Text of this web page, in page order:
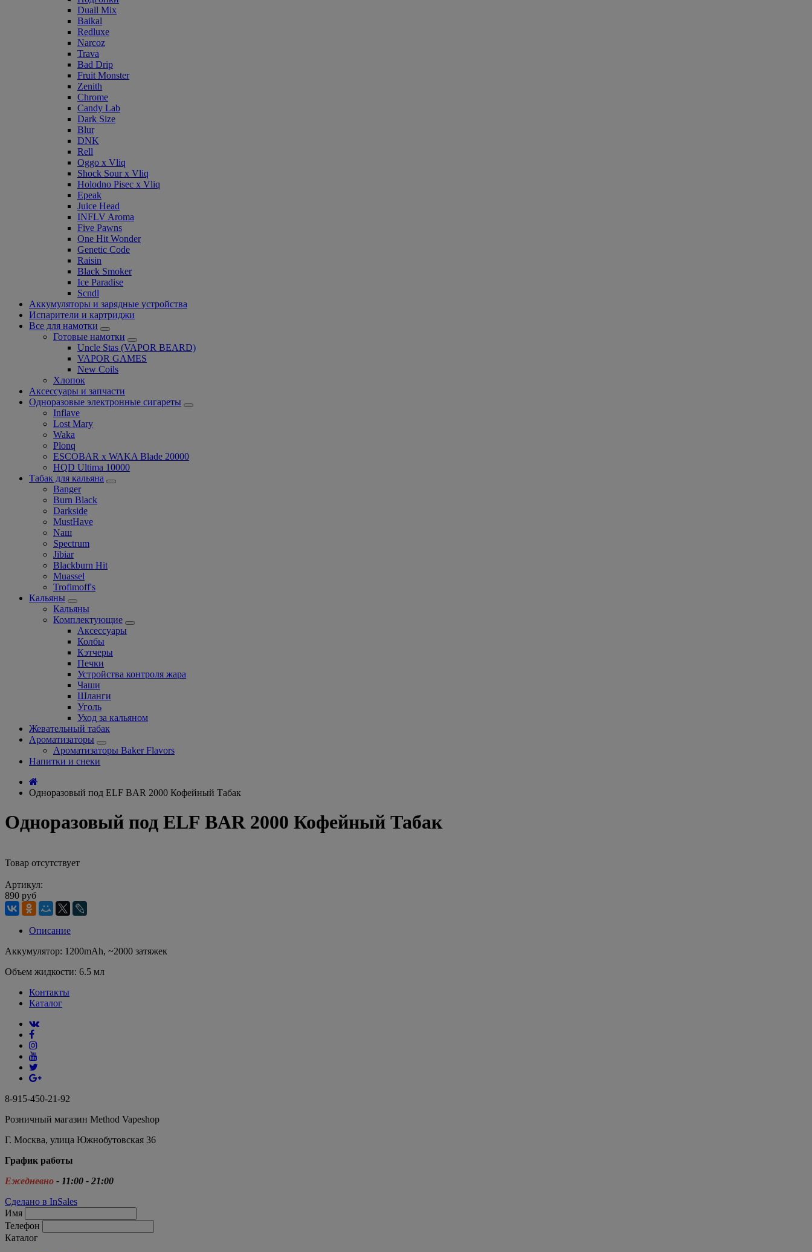
Duall Mix
Baikal
Redluxe
Narcoz
Trava
Bad Drip
Fruit Monster
Zenith
Chrome
Candy Lab
Dark Size
Blur
DNK
Rell
Oggo x Vliq
Shock Sour x Vliq
Holodno Pisec x Vliq
Epeak
Juice Head
INFLV Aroma
Five Pawns
One Hit Wonder
Genetic Code
Raisin
Black Smoker
Ice Paradise
Scndl
Аккумуляторы и зарядные устройства
Испарители и картриджи
Все для намотки
Готовые намотки
Uncle Stas (VAPOR BEARD)
VAPOR GAMES
New Coils
Хлопок
Аксессуары и запчасти
Одноразовые электронные сигареты
Inflave
Lost Mary
Waka
Plonq
ESCOBAR x WAKA Blade 20000
HQD Ultima 10000
Табак для кальяна
Banger
Burn Black
Darkside
MustHave
Nаш
Spectrum
Jibiar
Blackburn Hit
Muassel
Trofimoff's
Кальяны
Кальяны
Комплектующие
Аксессуары
Колбы
Кэтчеры
Печки
Устройства контроля жара
Чаши
Шланги
Уголь
Уход за кальяном
Жевательный табак
Ароматизаторы
Ароматизаторы Baker Flavors
Напитки и снеки
Одноразовый под ELF BAR 2000 Кофейный Табак
Одноразовый под ELF BAR 2000 Кофейный Табак
Товар отсутствует
Артикул:
890 руб
Описание
Аккумулятор: 1200mAh, ~2000 затяжек
Объем жидкости: 6.5 мл
Контакты
Каталог
8-915-450-21-92
Розничный магазин Method Vapeshop
Г. Москва, улица Южнобутовская 36
График работы
Ежедневно - 11:00 - 21:00
Сделано в InSales
Имя
Телефон
Каталог